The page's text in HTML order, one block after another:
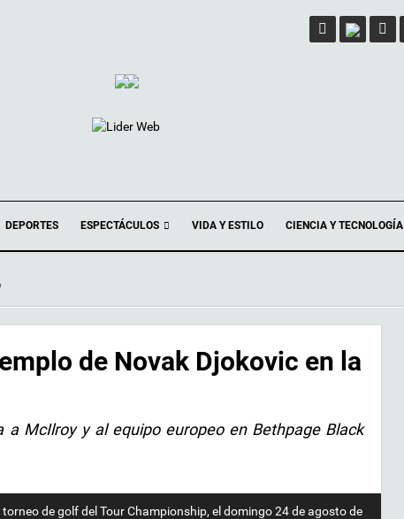
DEPORTES ESPECTÁCULOS VIDA Y ESTILO CIENCIA Y TECNOLOGÍA
de Novak Djokovic en la
McIlroy y al equipo europeo en Bethpage Black
de golf del Tour Championship, el domingo 24 de agosto de